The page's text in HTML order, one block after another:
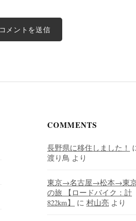
COMMENTS
長野県に移住しました！
渡り鳥 より
東京→名古屋→松本→東
の旅 【ロードバイク：計
822km】
に 村山亮 より